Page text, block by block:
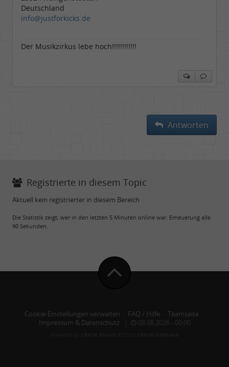
Deutschland
info@justforkicks.de
Der Musikzirkus lebe hoch!!!!!!!!!!!!
Antworten
Registrierte in diesem Topic
Aktuell kein registrierter in diesem Bereich
Die Statistik zeigt, wer in den letzten 5 Minuten online war. Erneuerung alle
90 Sekunden.
Cookie-Einstellungen verwalten FAQ / Hilfe Teamseite
Impressum & Datenschutz
08.08.2026 - 00:00